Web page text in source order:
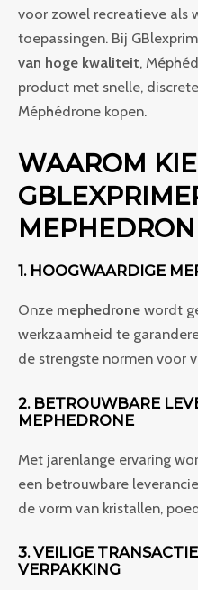
voor zowel recreatieve als
toepassingen. Bij
van hoge kwaliteit,
product met snelle,
Méphédrone kopen.
WAAROM
1. HOOGWAARDIGE
Onze mephedrone wordt
werkzaamheid te
de strengste normen voor
2. BETROUWBARE
MEPHEDRONE
Met jarenlange ervaring
een betrouwbare
de vorm van kristallen,
3. VEILIGE
VERPAKKING